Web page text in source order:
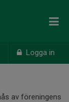
Logga in
av föreningens